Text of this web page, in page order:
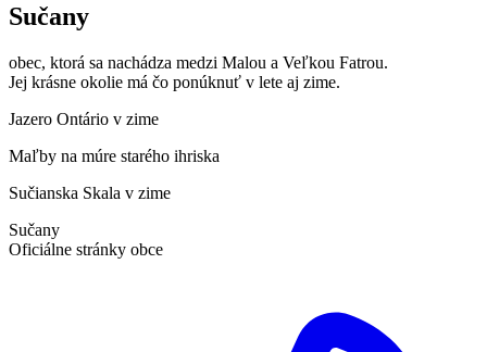
Sučany
obec, ktorá sa nachádza medzi Malou a Veľkou Fatrou.
Jej krásne okolie má čo ponúknuť v lete aj zime.
Jazero Ontário v zime
Maľby na múre starého ihriska
Sučianska Skala v zime
Sučany
Oficiálne stránky obce